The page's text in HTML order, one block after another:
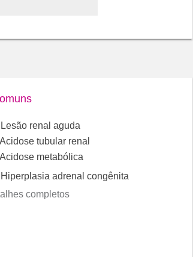
Lesão renal aguda
Acidose tubular renal
Acidose metabólica
Hiperplasia adrenal congênita
completos